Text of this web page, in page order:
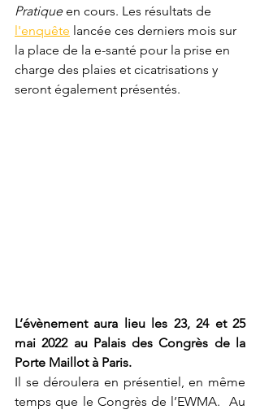
Pratique en cours. Les résultats de
l'enquête lancée ces derniers mois sur
la place de la e-santé pour la prise en
charge des plaies et cicatrisations y
seront également présentés.
L’évènement aura lieu les 23, 24 et 25
mai 2022 au Palais des Congrès de la
Porte Maillot à Paris.
Il se déroulera en présentiel, en même
temps que le Congrès de l’EWMA.  Au